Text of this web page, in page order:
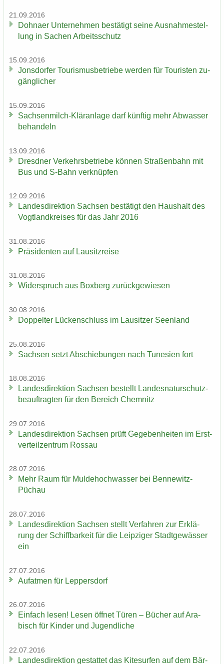
21.09.2016
Dohna­er Un­ter­neh­men be­stä­tigt seine Aus­nah­me­stel­
lung in Sa­chen Ar­beits­schutz
15.09.2016
Jons­dor­fer Tou­ris­mus­be­trie­be wer­den für Tou­ris­ten zu­
gäng­li­cher
15.09.2016
Sachsenmilch-​Kläranlage darf künf­tig mehr Ab­was­ser
be­han­deln
13.09.2016
Dresd­ner Ver­kehrs­be­trie­be kön­nen Stra­ßen­bahn mit
Bus und S-​Bahn ver­knüp­fen
12.09.2016
Lan­des­di­rek­ti­on Sach­sen be­stä­tigt den Haus­halt des
Vogt­land­krei­ses für das Jahr 2016
31.08.2016
Prä­si­den­ten auf Lau­sitz­rei­se
31.08.2016
Wi­der­spruch aus Box­berg zu­rück­ge­wie­sen
30.08.2016
Dop­pel­ter Lü­cken­schluss im Lau­sit­zer Se­en­land
25.08.2016
Sach­sen setzt Ab­schie­bun­gen nach Tu­ne­si­en fort
18.08.2016
Lan­des­di­rek­ti­on Sach­sen be­stellt Lan­des­na­tur­schutz­
be­auf­trag­ten für den Be­reich Chem­nitz
29.07.2016
Lan­des­di­rek­ti­on Sach­sen prüft Ge­ge­ben­hei­ten im Erst­
ver­teil­zen­trum Ros­sau
28.07.2016
Mehr Raum für Mul­de­hoch­was­ser bei Bennewitz-​
Püchau
28.07.2016
Lan­des­di­rek­ti­on Sach­sen stellt Ver­fah­ren zur Er­klä­
rung der Schiff­bar­keit für die Leip­zi­ger Stadt­ge­wäs­ser
ein
27.07.2016
Auf­at­men für Lep­pers­dorf
26.07.2016
Ein­fach lesen! Lesen öff­net Türen – Bü­cher auf Ara­
bisch für Kin­der und Ju­gend­li­che
22.07.2016
Lan­des­di­rek­ti­on ge­stat­tet das Ki­te­sur­fen auf dem Bär­